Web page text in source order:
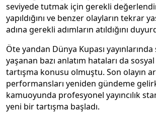
seviyede tutmak için gerekli
yapıldığını ve benzer olayların tekrar
adına gerekli adımların atıldığını
Öte yandan Dünya Kupası
yaşanan bazı anlatım hataları da
tartışma konusu olmuştu. Son olayın
performansları yeniden gündeme
kamuoyunda profesyonel yayıncılık
yeni bir tartışma başladı.